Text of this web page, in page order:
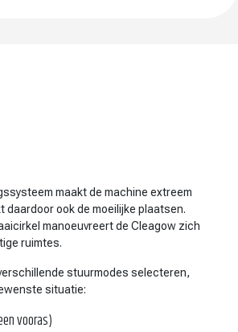
maakt de machine extreem
daardoor ook de moeilijke plaatsen.
manoeuvreert de Cleagow zich
ruimtes.
stuurmodes selecteren,
situatie:
vooras)